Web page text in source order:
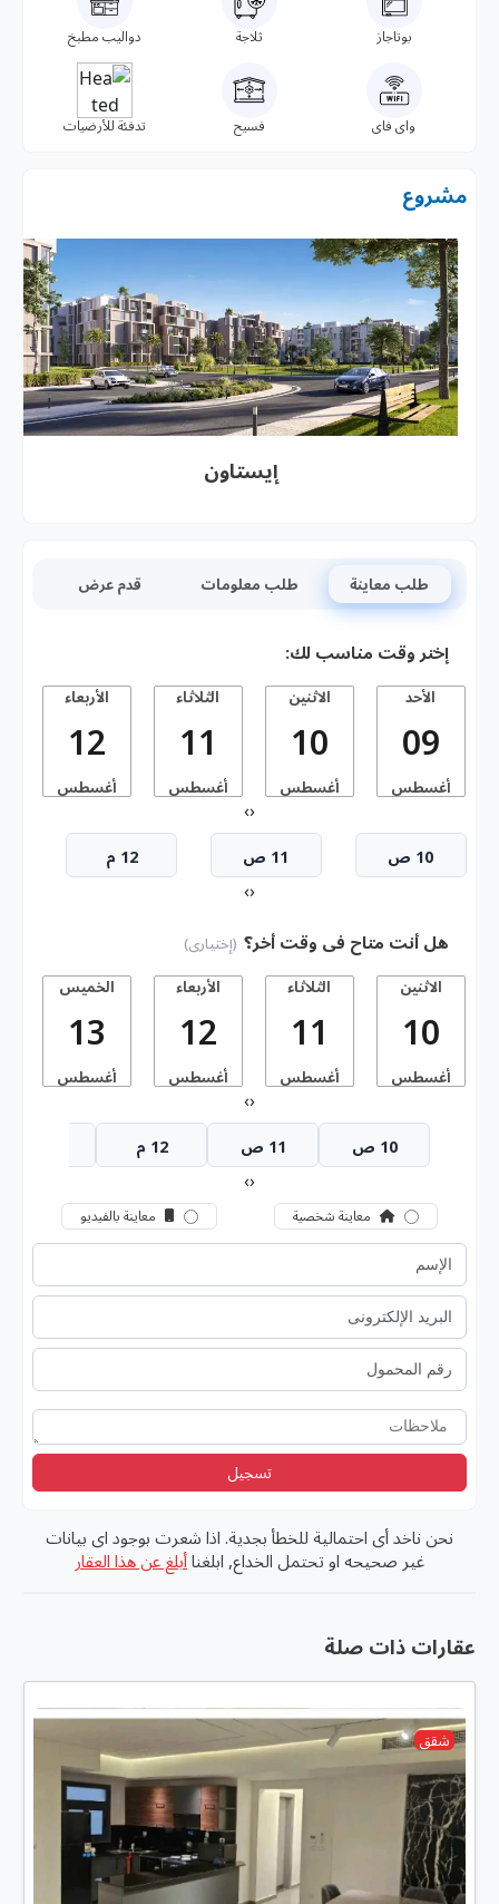
بوتاجاز ثلاجة دواليب مطبخ
واى فاى فسيح تدفئة للأرضيات
مشروع
إيستاون
طلب معاينة طلب معلومات قدم عرض
إختر وقت مناسب لك:
الأحد
09
أغسطس
الاثنين
10
أغسطس
الثلاثاء
11
أغسطس
الأربعاء
12
أغسطس
‹
›
10 ص 11 ص 12 م
‹
›
هل أنت متاح فى وقت أخر؟ (إختيارى)
الاثنين
10
أغسطس
الثلاثاء
11
أغسطس
الأربعاء
12
أغسطس
الخميس
13
أغسطس
‹
›
10 ص 11 ص 12 م
‹
›
معاينة شخصية معاينة بالفيديو
تسجيل
نحن ناخد أى احتمالية للخطأ بجدية. اذا شعرت بوجود اى بيانات
غير صحيحه او تحتمل الخداع, ابلغنا أبلغ عن هذا العقار
عقارات ذات صلة
شقق